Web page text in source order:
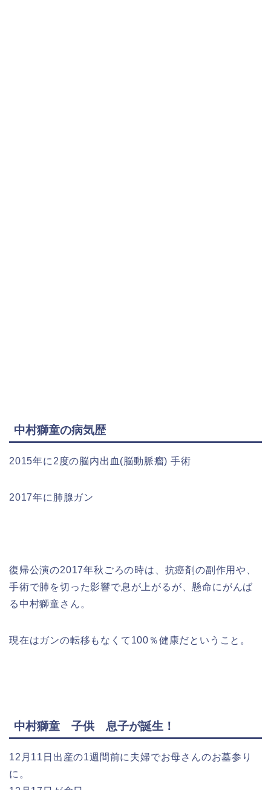
中村獅童の病気歴
2015年に2度の脳内出血(脳動脈瘤) 手術
2017年に肺腺ガン
復帰公演の2017年秋ごろの時は、抗癌剤の副作用や、
手術で肺を切った影響で息が上がるが、懸命にがんば
る中村獅童さん。
現在はガンの転移もなくて100％健康だということ。
中村獅童 子供 息子が誕生！
12月11日出産の1週間前に夫婦でお母さんのお墓参り
に。